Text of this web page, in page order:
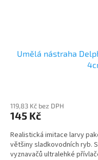
Umělá nástraha
119,83 Kč bez DPH
145 Kč
Realistická imitace larvy
většiny sladkovodních ryb.
vyznavačů ultralehké